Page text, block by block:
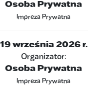
Osoba Prywatna
Impreza Prywatna
19 września 2026 r.
Organizator:
Osoba Prywatna
Impreza Prywatna